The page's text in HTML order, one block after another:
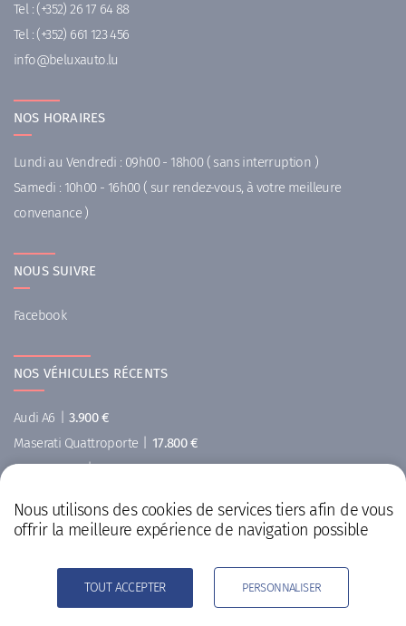
Tel : (+352) 26 17 64 88
Tel : (+352) 661 123 456
ul.otuax
uleb@of
ni
NOS HORAIRES
Lundi au Vendredi : 09h00 - 18h00 ( sans interruption )
Samedi : 10h00 - 16h00 ( sur rendez-vous, à votre meilleure
convenance )
NOUS SUIVRE
Facebook
NOS VÉHICULES RÉCENTS
Audi A6
3.900 €
Maserati Quattroporte
17.800 €
MINI Cooper | 5.900 €
Renault Koleos | 6.900 €
Nous utilisons des cookies de services tiers afin de vous
offrir la meilleure expérience de navigation possible
TOUT ACCEPTER PERSONNALISER